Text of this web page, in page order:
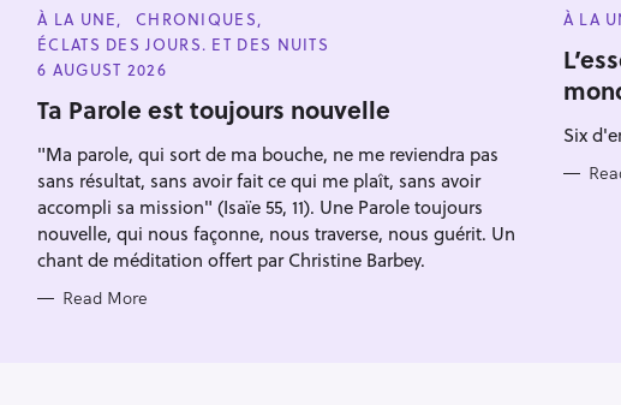
C
A
T
E
O
R
E
S
À LA UNE
CHRONIQUES
ÉCLATS DES JOURS. ET DES NUITS
6 AUGUST 2026
Ta Parole est toujours nouvelle
"Ma parole, qui sort de ma bouche, ne me reviendra pas
sans résultat, sans avoir fait ce qui me plaît, sans avoir
accompli sa mission" (Isaïe 55, 11). Une Parole toujours
nouvelle, qui nous façonne, nous traverse, nous guérit. Un
chant de méditation offert par Christine Barbey.
Read More
C
T
E
G
O
I
S
À LA
Six
a
r
h
f
o
r
: